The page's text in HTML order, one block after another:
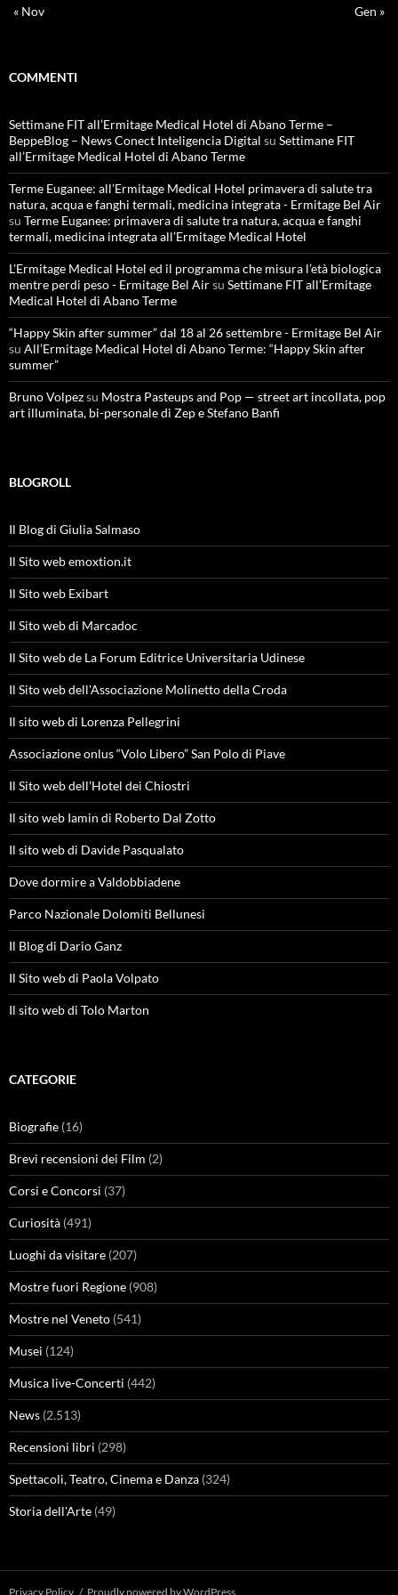
« Nov Gen »
COMMENTI
Settimane FIT all’Ermitage Medical Hotel di Abano Terme –
BeppeBlog – News Conect Inteligencia Digital su Settimane FIT
all’Ermitage Medical Hotel di Abano Terme
Terme Euganee: all’Ermitage Medical Hotel primavera di salute tra
natura, acqua e fanghi termali, medicina integrata - Ermitage Bel Air
su Terme Euganee: primavera di salute tra natura, acqua e fanghi
termali, medicina integrata all’Ermitage Medical Hotel
L'Ermitage Medical Hotel ed il programma che misura l’età biologica
mentre perdi peso - Ermitage Bel Airsu Settimane FIT all’Ermitage
Medical Hotel di Abano Terme
“Happy Skin after summer” dal 18 al 26 settembre - Ermitage Bel Air
su All’Ermitage Medical Hotel di Abano Terme: “Happy Skin after
summer”
Bruno Volpezsu Mostra Pasteups and Pop — street art incollata, pop
art illuminata, bi-personale di Zep e Stefano Banfi
BLOGROLL
Il Blog di Giulia Salmaso
Il Sito web emoxtion.it
Il Sito web Exibart
Il Sito web di Marcadoc
Il Sito web de La Forum Editrice Universitaria Udinese
Il Sito web dell'Associazione Molinetto della Croda
Il sito web di Lorenza Pellegrini
Associazione onlus “Volo Libero” San Polo di Piave
Il Sito web dell'Hotel dei Chiostri
Il sito web Iamin di Roberto Dal Zotto
Il sito web di Davide Pasqualato
Dove dormire a Valdobbiadene
Parco Nazionale Dolomiti Bellunesi
Il Blog di Dario Ganz
Il Sito web di Paola Volpato
Il sito web di Tolo Marton
CATEGORIE
Biografie (16)
Brevi recensioni dei Film (2)
Corsi e Concorsi (37)
Curiosità (491)
Luoghi da visitare (207)
Mostre fuori Regione (908)
Mostre nel Veneto (541)
Musei (124)
Musica live-Concerti (442)
News (2.513)
Recensioni libri (298)
Spettacoli, Teatro, Cinema e Danza (324)
Storia dell'Arte (49)
Privacy Policy Proudly powered by WordPress